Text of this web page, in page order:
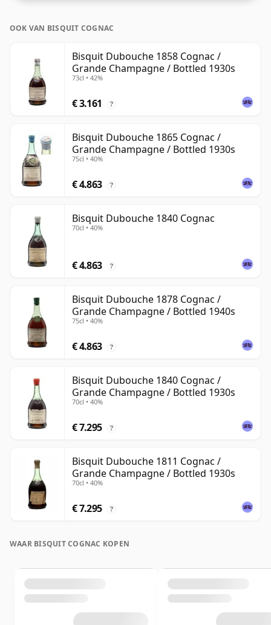
OOK VAN BISQUIT COGNAC
Bisquit Dubouche 1858 Cognac /
Grande Champagne / Bottled 1930s
73cl • 42%
€ 3.161 ?
Bisquit Dubouche 1865 Cognac /
Grande Champagne / Bottled 1930s
75cl • 40%
€ 4.863 ?
Bisquit Dubouche 1840 Cognac
70cl • 40%
€ 4.863 ?
Bisquit Dubouche 1878 Cognac /
Grande Champagne / Bottled 1940s
75cl • 40%
€ 4.863 ?
Bisquit Dubouche 1840 Cognac /
Grande Champagne / Bottled 1930s
70cl • 40%
€ 7.295 ?
Bisquit Dubouche 1811 Cognac /
Grande Champagne / Bottled 1930s
70cl • 40%
€ 7.295 ?
WAAR BISQUIT COGNAC KOPEN